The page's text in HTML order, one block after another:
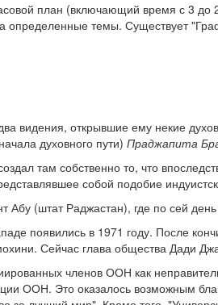
план (включающий время с 3 до
определенные темы. Существует
видения, открывшие ему некие
духовного пути) Праджапита
там собственно то, что
собой подобие
Абу (штат Раджастан), где по сей
появились в 1971 году. После
Сейчас глава общества Дади
членов ООН как
ООН. Это оказалось возможным